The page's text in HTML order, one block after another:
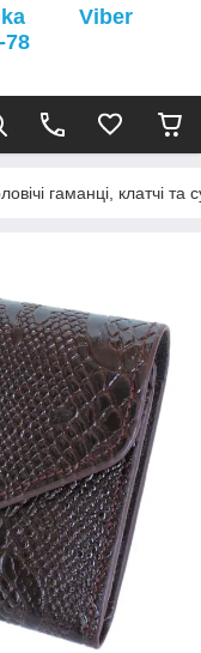
Viber
78
гаманці, клатчі та